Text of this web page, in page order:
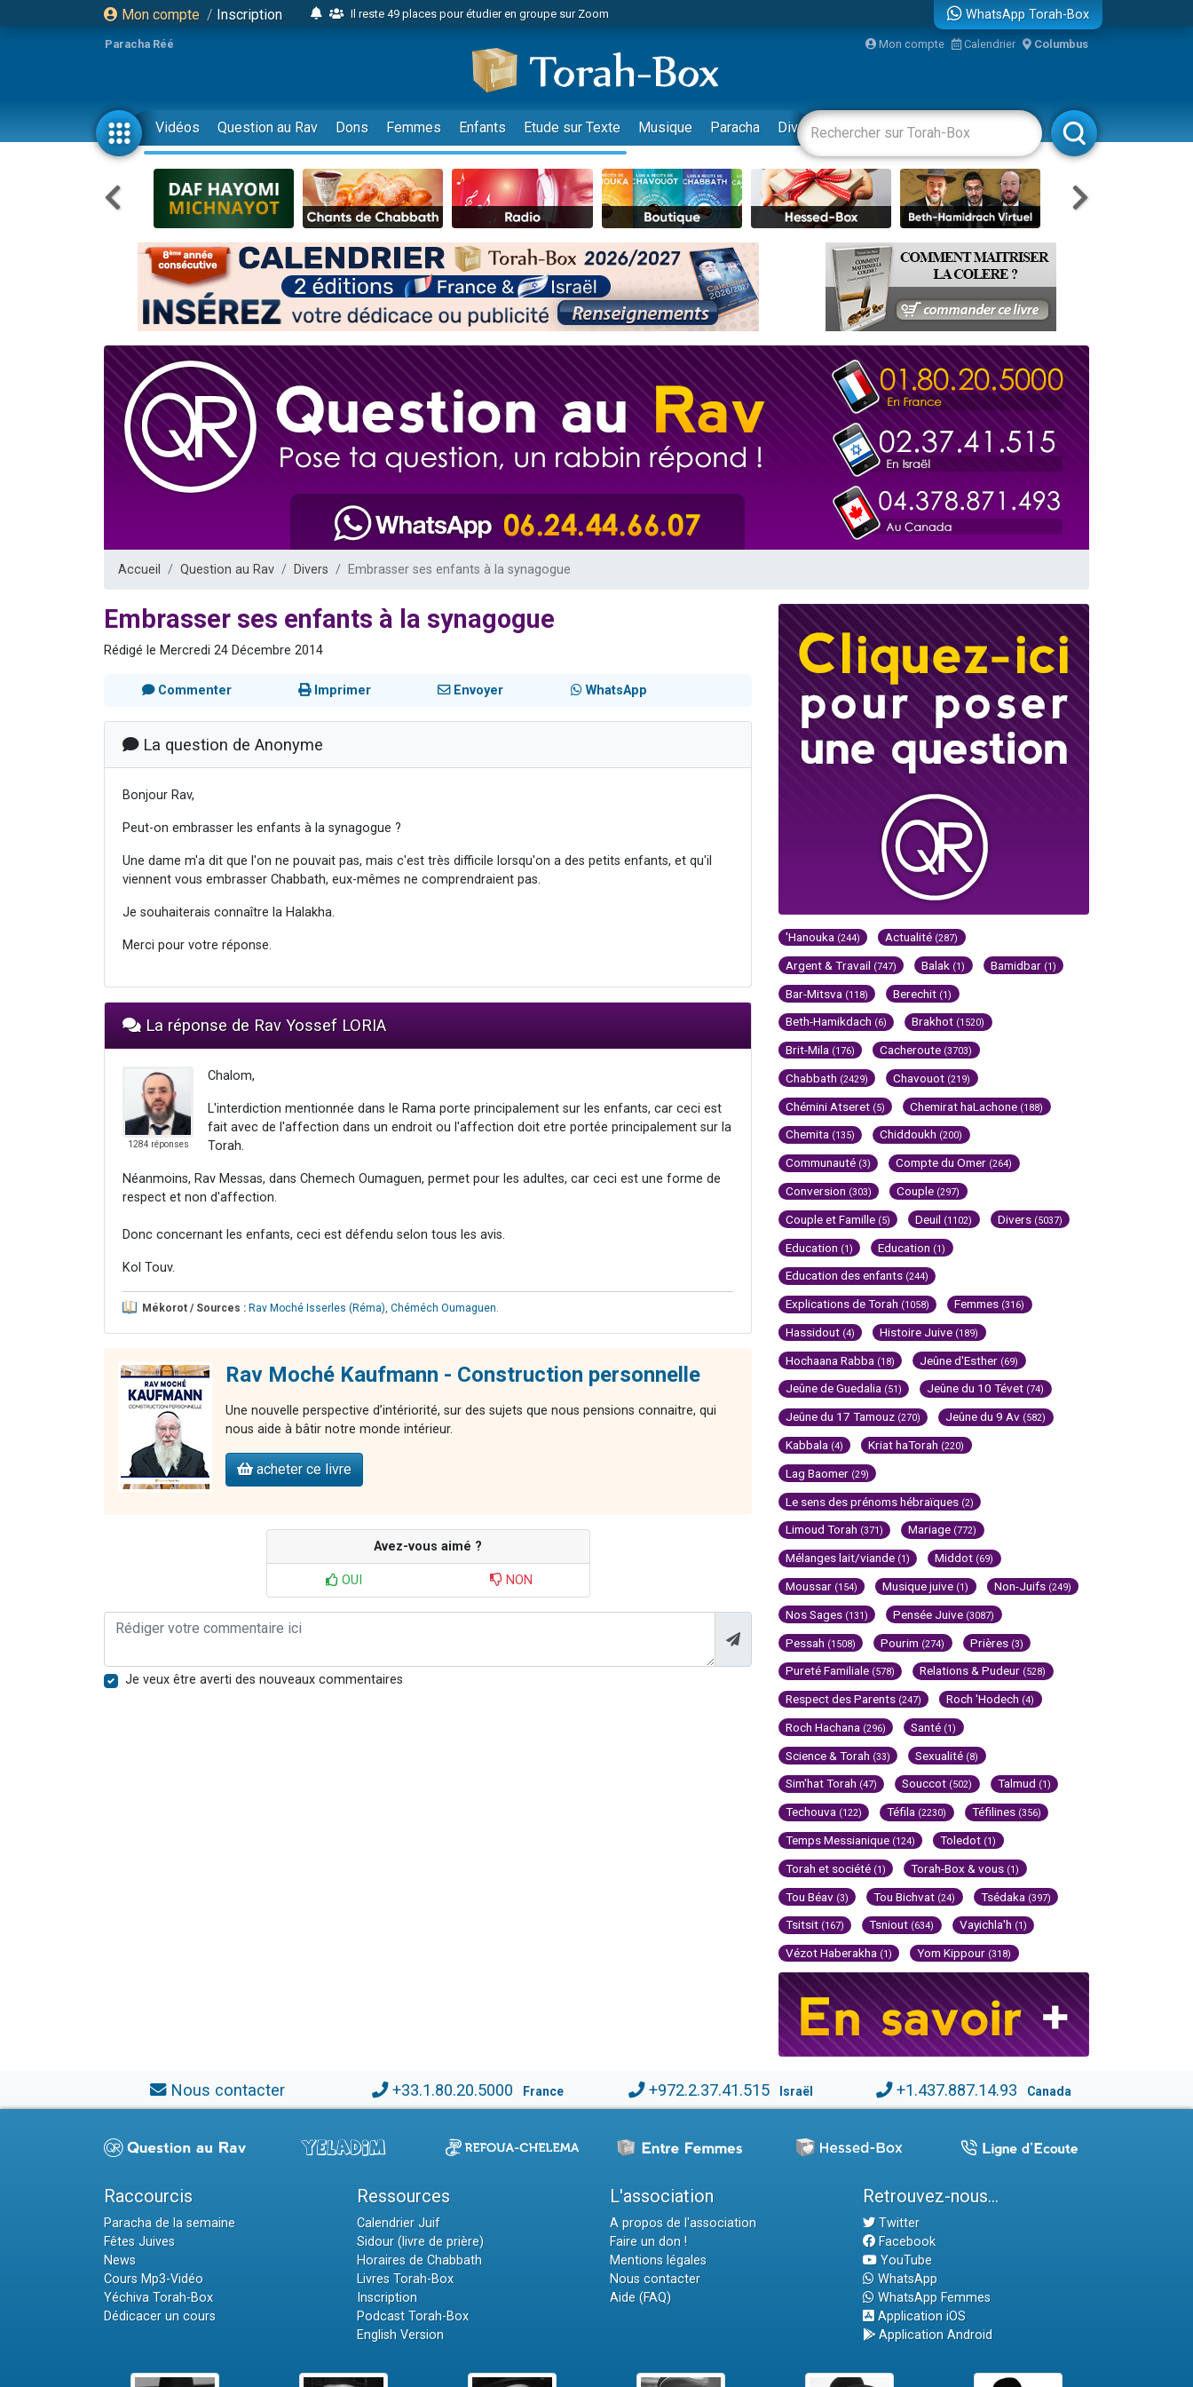
Mon compte / Inscription
Il reste 49 places pour étudier en groupe sur Zoom
2 personnes viennent de nous rejoindre sur WhatsApp
6 personnes viennent de nous rejoindre sur WhatsApp
4 personnes viennent de faire un don pour Reloger Rivka, 6 enfants, victime de violences...
2 personnes viennent de faire un don pour 1 Journée de Vacances Pour les Enfants
17 personnes viennent de demander une bénédiction
4 personnes viennent de nous rejoindre sur WhatsApp
Il reste 49 places pour étudier en groupe sur Zoom
Eva vient de donner son Maasser
4 personnes viennent de nous rejoindre sur WhatsApp
3 personnes viennent de nous rejoindre sur WhatsApp
Odaya vient de donner son Maasser
3 personnes viennent de faire un don pour 5 jours de vacances aux Orphelins
2 personnes viennent de nous rejoindre sur WhatsApp
13 personnes viennent de demander une bénédiction
Il reste 49 places pour étudier en groupe sur Zoom
12 nouvelles musiques dans Torah-Box Music
29 personnes viennent de demander une bénédiction
WhatsApp Torah-Box
Paracha Réé Mon compte Calendrier Columbus
Vidéos Question au Rav Dons Femmes Enfants Etude sur Texte Musique Paracha Divertissements Livres Rabbanim
Accueil Question au Rav Divers Embrasser ses enfants à la synagogue
Embrasser ses enfants à la synagogue
Rédigé le Mercredi 24 Décembre 2014
Commenter Imprimer Envoyer WhatsApp
La question de Anonyme
Bonjour Rav,
Peut-on embrasser les enfants à la synagogue ?
Une dame m'a dit que l'on ne pouvait pas, mais c'est très difficile lorsqu'on a des petits enfants, et qu'il
viennent vous embrasser Chabbath, eux-mêmes ne comprendraient pas.
Je souhaiterais connaître la Halakha.
Merci pour votre réponse.
La réponse de Rav Yossef LORIA
1284 réponses
Chalom,
L'interdiction mentionnée dans le Rama porte principalement sur les enfants, car ceci est
fait avec de l'affection dans un endroit ou l'affection doit etre portée principalement sur la
Torah.
Néanmoins, Rav Messas, dans Chemech Oumaguen, permet pour les adultes, car ceci est une forme de
respect et non d'affection.
Donc concernant les enfants, ceci est défendu selon tous les avis.
Kol Touv.
Mékorot / Sources : Rav Moché Isserles (Réma) Chéméch Oumaguen
Rav Moché Kaufmann - Construction personnelle
Une nouvelle perspective d’intériorité, sur des sujets que nous pensions connaitre, qui
nous aide à bâtir notre monde intérieur.
acheter ce livre
Avez-vous aimé ?
OUI NON
Je veux être averti des nouveaux commentaires
'Hanouka (244) Actualité (287)
Argent & Travail (747) Balak (1) Bamidbar (1)
Bar-Mitsva (118) Berechit (1)
Beth-Hamikdach (6) Brakhot (1520)
Brit-Mila (176) Cacheroute (3703)
Chabbath (2429) Chavouot (219)
Chémini Atseret (5) Chemirat haLachone (188)
Chemita (135) Chiddoukh (200)
Communauté (3) Compte du Omer (264)
Conversion (303) Couple (297)
Couple et Famille (5) Deuil (1102) Divers (5037)
Education (1) Education (1)
Education des enfants (244)
Explications de Torah (1058) Femmes (316)
Hassidout (4) Histoire Juive (189)
Hochaana Rabba (18) Jeûne d'Esther (69)
Jeûne de Guedalia (51) Jeûne du 10 Tévet (74)
Jeûne du 17 Tamouz (270) Jeûne du 9 Av (582)
Kabbala (4) Kriat haTorah (220)
Lag Baomer (29)
Le sens des prénoms hébraïques (2)
Limoud Torah (371) Mariage (772)
Mélanges lait/viande (1) Middot (69)
Moussar (154) Musique juive (1) Non-Juifs (249)
Nos Sages (131) Pensée Juive (3087)
Pessah (1508) Pourim (274) Prières (3)
Pureté Familiale (578) Relations & Pudeur (528)
Respect des Parents (247) Roch 'Hodech (4)
Roch Hachana (296) Santé (1)
Science & Torah (33) Sexualité (8)
Sim'hat Torah (47) Souccot (502) Talmud (1)
Techouva (122) Téfila (2230) Téfilines (356)
Temps Messianique (124) Toledot (1)
Torah et société (1) Torah-Box & vous (1)
Tou Béav (3) Tou Bichvat (24) Tsédaka (397)
Tsitsit (167) Tsniout (634) Vayichla'h (1)
Vézot Haberakha (1) Yom Kippour (318)
Nous contacter +33.1.80.20.5000 France +972.2.37.41.515 Israël +1.437.887.14.93 Canada
Raccourcis
Paracha de la semaine
Fêtes Juives
News
Cours Mp3-Vidéo
Yéchiva Torah-Box
Dédicacer un cours
Ressources
Calendrier Juif
Sidour (livre de prière)
Horaires de Chabbath
Livres Torah-Box
Inscription
Podcast Torah-Box
English Version
L'association
A propos de l'association
Faire un don !
Mentions légales
Nous contacter
Aide (FAQ)
Retrouvez-nous...
Twitter
Facebook
YouTube
WhatsApp
WhatsApp Femmes
Application iOS
Application Android